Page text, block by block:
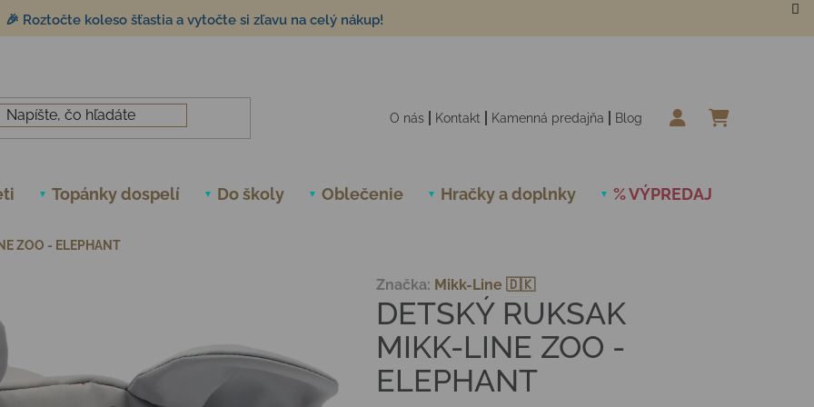
🎉 Roztočte koleso šťastia a vytočte si zľavu na celý nákup!
O nás Kontakt Kamenná predajňa Blog
Topánky dospelí Do školy Oblečenie Hračky a doplnky % VÝPREDAJ
ZOO - ELEPHANT
DETSKÝ RUKSAK
MIKK-LINE ZOO -
ELEPHANT
Značka: Mikk-Line 🇩🇰